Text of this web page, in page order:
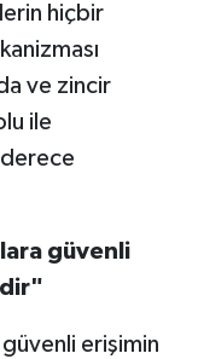
hiçbir
ve zincir
ile
güvenli
erişimin